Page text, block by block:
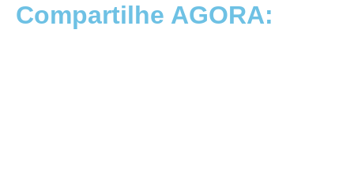
Compartilhe AGORA: